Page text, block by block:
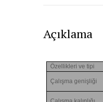
Açıklama
Özellikleri ve tipi
Çalışma genişliği